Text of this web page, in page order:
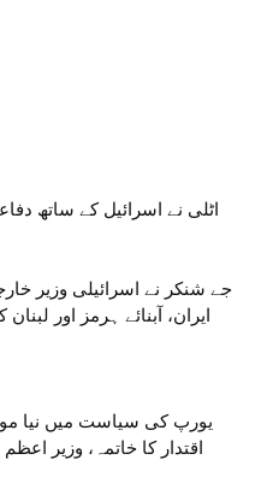
اٹلی نے اسرائیل کے ساتھ
جے شنکر نے اسرائیلی وزیر
ایران، آبنائے ہرمز اور لبنان
اقتدار کا خاتمہ، وزیر